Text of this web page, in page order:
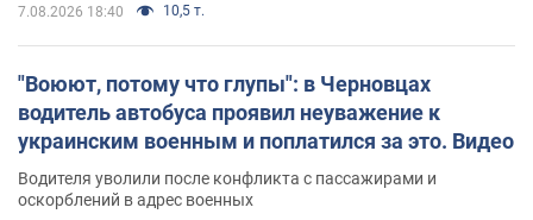
7.08.2026 18:40 10,5 т.
"Воюют, потому что глупы": в Черновцах
водитель автобуса проявил неуважение к
украинским военным и поплатился за это. Видео
Водителя уволили после конфликта с пассажирами и
оскорблений в адрес военных